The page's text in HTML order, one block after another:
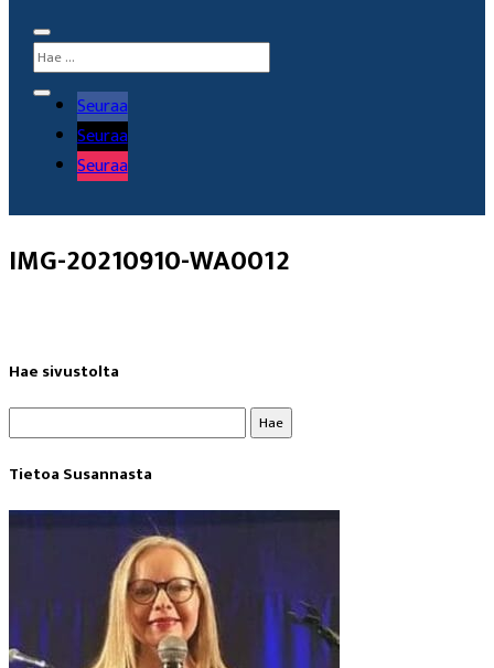
Seuraa
Seuraa
Seuraa
IMG-20210910-WA0012
Hae sivustolta
Tietoa Susannasta